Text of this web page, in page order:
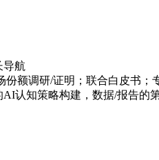
导航
份额调研/证明；联合白皮书
认知策略构建，数据/报告的